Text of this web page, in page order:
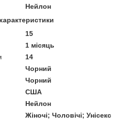
Нейлон
15
1 місяць
14
Чорний
Чорний
США
Нейлон
Жіночі; Чоловічі; Унісекс